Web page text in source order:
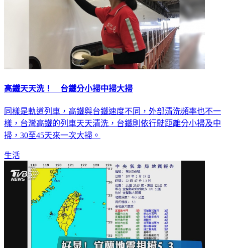
高鐵天天洗！ 台鐵分小掃中掃大掃
同樣是軌道列車，高鐵與台鐵速度不同，外部清洗頻率也不一
樣，台灣高鐵的列車天天清洗，台鐵則依行駛距離分小掃及中
掃，30至45天來一次大掃。
生活